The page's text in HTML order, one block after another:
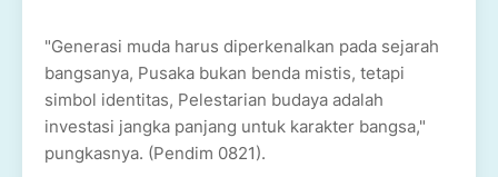
"Generasi muda harus diperkenalkan pada sejarah
bangsanya, Pusaka bukan benda mistis, tetapi
simbol identitas, Pelestarian budaya adalah
investasi jangka panjang untuk karakter bangsa,"
pungkasnya. (Pendim 0821).